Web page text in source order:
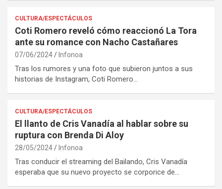
CULTURA/ESPECTÁCULOS
Coti Romero reveló cómo reaccionó La Tora
ante su romance con Nacho Castañares
07/06/2024 Infonoa
Tras los rumores y una foto que subieron juntos a sus
historias de Instagram, Coti Romero…
CULTURA/ESPECTÁCULOS
El llanto de Cris Vanadía al hablar sobre su
ruptura con Brenda Di Aloy
28/05/2024 Infonoa
Tras conducir el streaming del Bailando, Cris Vanadía
esperaba que su nuevo proyecto se corporice de…